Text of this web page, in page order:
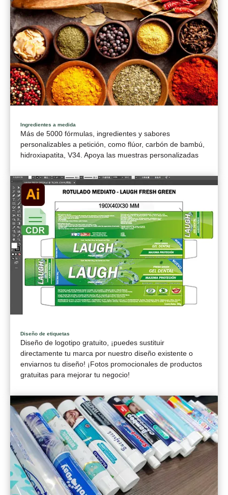
Ingredientes a medida
Más de 5000 fórmulas, ingredientes y sabores
personalizables a petición, como flúor, carbón de bambú,
hidroxiapatita, V34. Apoya las muestras personalizadas
Diseño de etiquetas
Diseño de logotipo gratuito, ¡puedes sustituir
directamente tu marca por nuestro diseño existente o
enviarnos tu diseño! ¡Fotos promocionales de productos
gratuitas para mejorar tu negocio!